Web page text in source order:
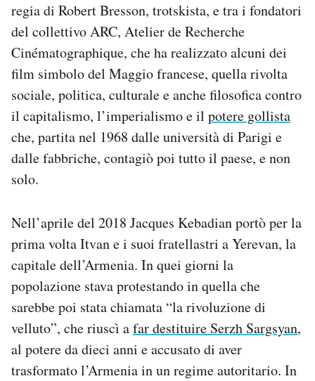
regia di Robert Bresson, trotskista, e tra i fondatori
del collettivo ARC, Atelier de Recherche
Cinématographique, che ha realizzato alcuni dei
film simbolo del Maggio francese, quella rivolta
sociale, politica, culturale e anche filosofica contro
il capitalismo, l’imperialismo e il potere gollista
che, partita nel 1968 dalle università di Parigi e
dalle fabbriche, contagiò poi tutto il paese, e non
solo.
Nell’aprile del 2018 Jacques Kebadian portò per la
prima volta Itvan e i suoi fratellastri a Yerevan, la
capitale dell’Armenia. In quei giorni la
popolazione stava protestando in quella che
sarebbe poi stata chiamata “la rivoluzione di
velluto”, che riuscì afar destituire Serzh Sargsyan,
al potere da dieci anni e accusato di aver
trasformato l’Armenia in un regime autoritario. In